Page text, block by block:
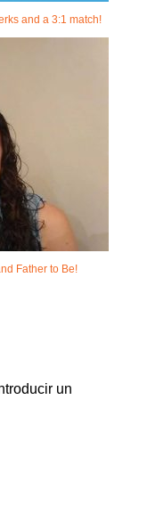
and a 3:1 match!
Father to Be!
un